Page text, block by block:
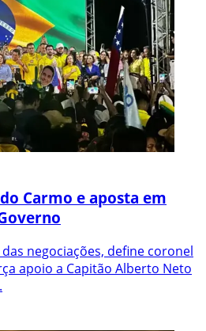
Carmo e aposta em
negociações, define coronel
apoio a Capitão Alberto Neto